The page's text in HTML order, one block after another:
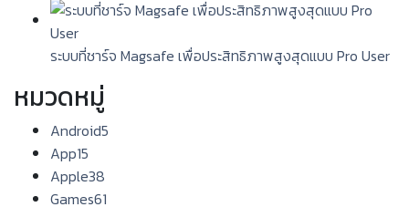
ระบบที่ชาร์จ Magsafe เพื่อประสิทธิภาพสูงสุดแบบ Pro User
หมวดหมู่
Android5
App15
Apple38
Games61